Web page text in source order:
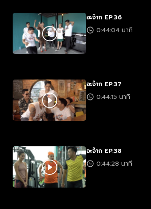
อะจ๊าก EP.36
0:44:04 นาที
อะจ๊าก EP.37
0:44:15 นาที
อะจ๊าก EP.38
0:44:28 นาที